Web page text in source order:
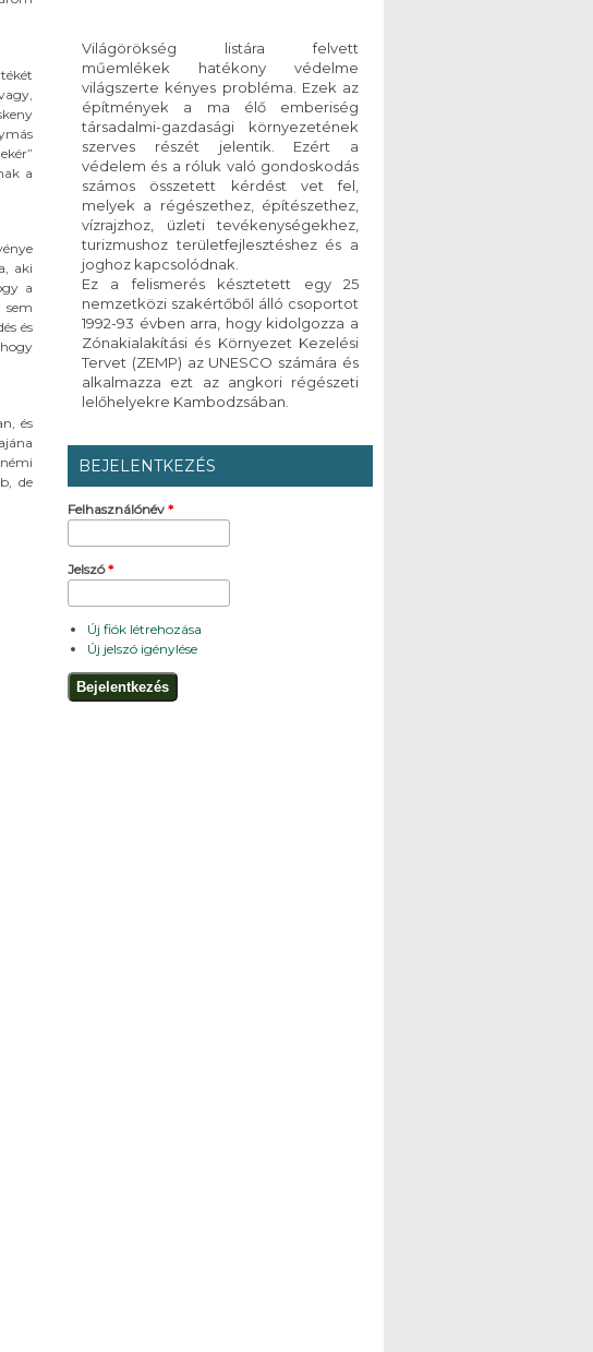
a
aki
a
sem
és
és
de
Világörökség listára felvett
műemlékek hatékony védelme
világszerte kényes probléma. Ezek az
építmények a ma élő emberiség
társadalmi-gazdasági környezetének
szerves részét jelentik. Ezért a
védelem és a róluk való gondoskodás
számos összetett kérdést vet fel,
melyek a régészethez, építészethez,
vízrajzhoz, üzleti tevékenységekhez,
turizmushoz területfejlesztéshez és a
joghoz kapcsolódnak.
Ez a felismerés késztetett egy 25
nemzetközi szakértőből álló csoportot
1992-93 évben arra, hogy kidolgozza a
Zónakialakítási és Környezet Kezelési
Tervet (ZEMP) az UNESCO számára és
alkalmazza ezt az angkori régészeti
lelőhelyekre Kambodzsában.
BEJELENTKEZÉS
Felhasználónév *
Jelszó*
Új fiók létrehozása
Új jelszó igénylése